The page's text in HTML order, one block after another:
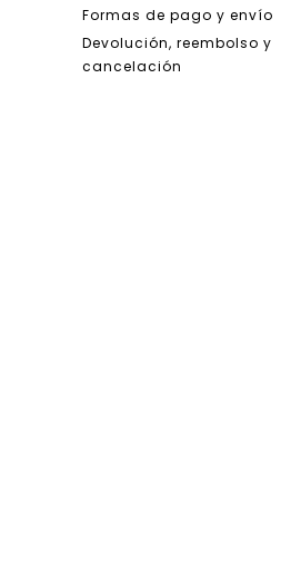
Formas de pago y envío
Devolución, reembolso y
cancelación